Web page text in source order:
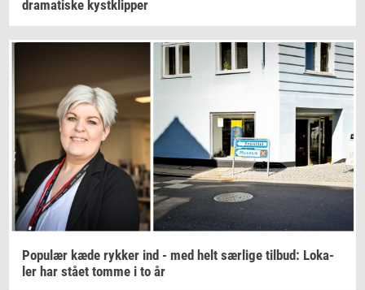
dra­ma­ti­ske kyst­klip­per
Po­pu­lær kæde ryk­ker ind - med helt sær­li­ge til­bud: Lo­ka­
ler har stået tomme i to år